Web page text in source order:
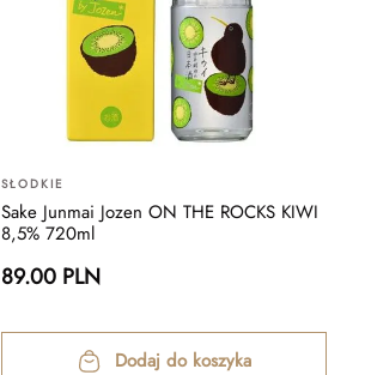
SŁODKIE
Sake Junmai Jozen ON THE ROCKS KIWI
8,5% 720ml
89.00 PLN
Dodaj do koszyka